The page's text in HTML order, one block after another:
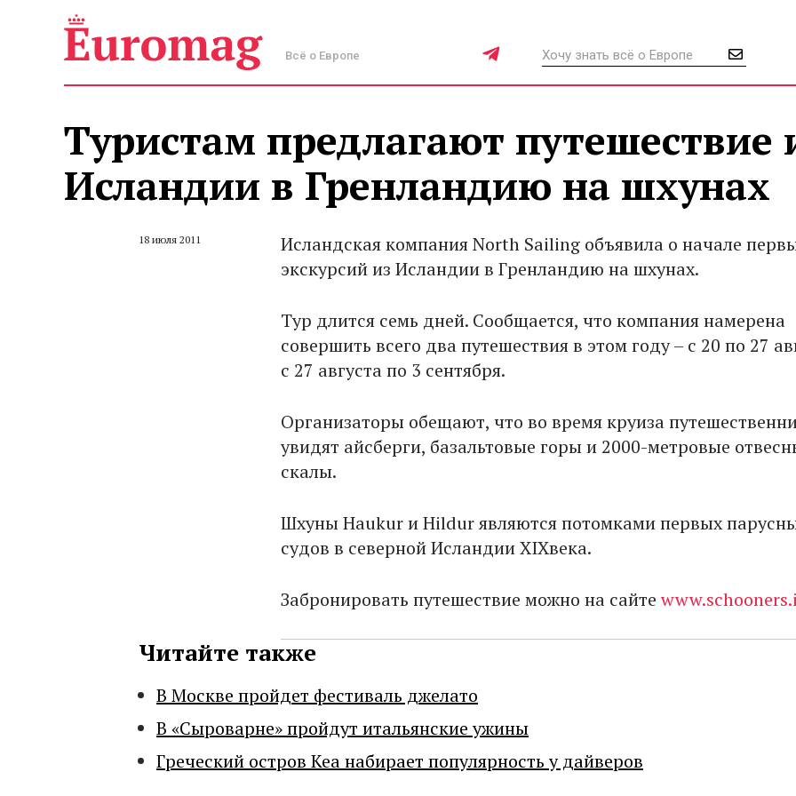
Всё о Европе
Туристам предлагают путешествие
Исландии в Гренландию на шхунах
18 июля 2011
Исландская компания North Sailing объявила о начале
экскурсий из Исландии в Гренландию на шхунах.
Тур длится семь дней. Сообщается, что компания намерена
совершить всего два путешествия в этом году – с 20 по 27
с 27 августа по 3 сентября.
Организаторы обещают, что во время круиза
увидят айсберги, базальтовые горы и 2000-метровые
скалы.
Шхуны Haukur и Hildur являются потомками первых
судов в северной Исландии XIXвека.
Забронировать путешествие можно на сайте
Читайте также
В Москве пройдет фестиваль джелато
В «Сыроварне» пройдут итальянские ужины
Греческий остров Кеа набирает популярность у дайверов